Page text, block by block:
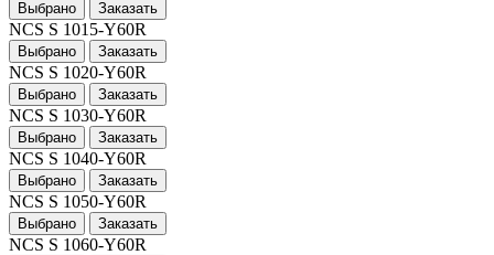
Выбрано Заказать
NCS S 1015-Y60R
Выбрано Заказать
NCS S 1020-Y60R
Выбрано Заказать
NCS S 1030-Y60R
Выбрано Заказать
NCS S 1040-Y60R
Выбрано Заказать
NCS S 1050-Y60R
Выбрано Заказать
NCS S 1060-Y60R